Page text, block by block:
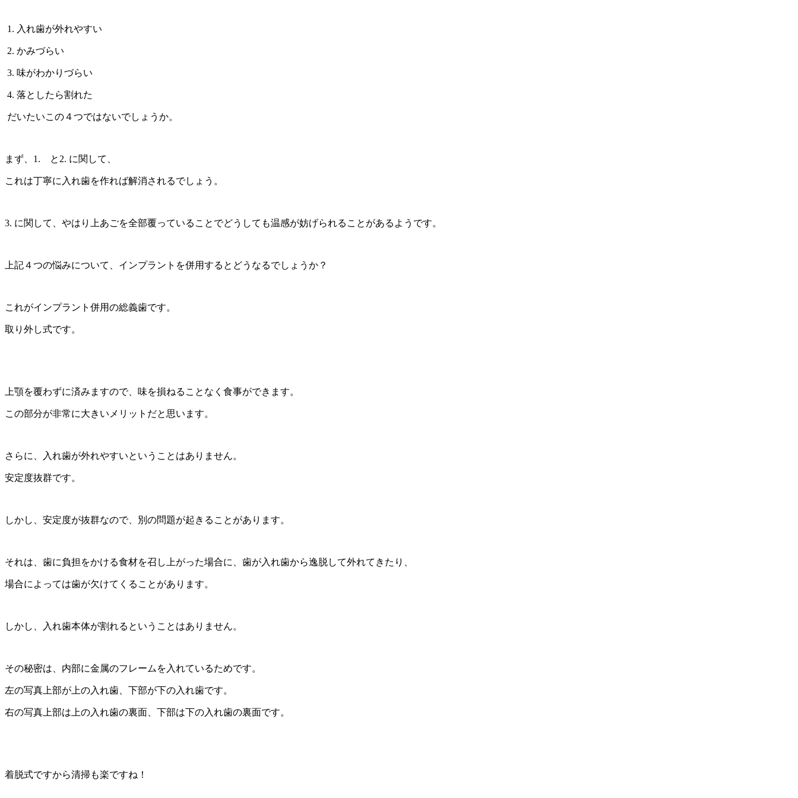
1. 入れ歯が外れやすい
2. かみづらい
3. 味がわかりづらい
4. 落としたら割れた
だいたいこの４つではないでしょうか。
まず、1. と2. に関して、
これは丁寧に入れ歯を作れば解消されるでしょう。
3. に関して、やはり上あごを全部覆っていることでどうしても温感が妨げられることがあるようです。
上記４つの悩みについて、インプラントを併用するとどうなるでしょうか？
これがインプラント併用の総義歯です。
取り外し式です。
上顎を覆わずに済みますので、味を損ねることなく食事ができます。
この部分が非常に大きいメリットだと思います。
さらに、入れ歯が外れやすいということはありません。
安定度抜群です。
しかし、安定度が抜群なので、別の問題が起きることがあります。
それは、歯に負担をかける食材を召し上がった場合に、歯が入れ歯から逸脱して外れてきたり、
場合によっては歯が欠けてくることがあります。
しかし、入れ歯本体が割れるということはありません。
その秘密は、内部に金属のフレームを入れているためです。
左の写真上部が上の入れ歯、下部が下の入れ歯です。
右の写真上部は上の入れ歯の裏面、下部は下の入れ歯の裏面です。
着脱式ですから清掃も楽ですね！